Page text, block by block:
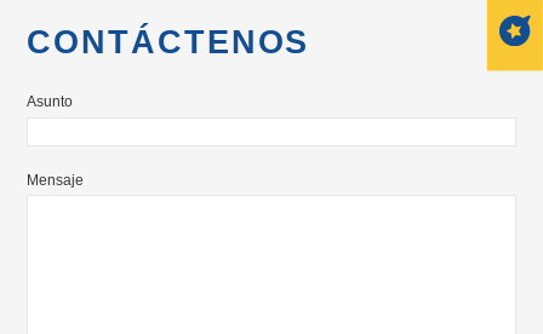
CONTÁCTENOS
Asunto
Mensaje